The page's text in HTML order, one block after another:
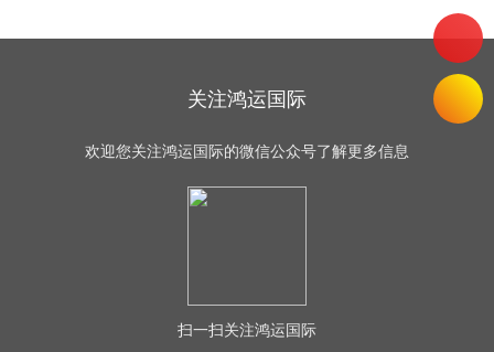
关注鸿运国际
欢迎您关注鸿运国际的微信公众号了解更多信息
扫一扫关注鸿运国际